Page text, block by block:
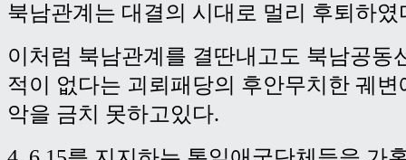
북남관계는 대결의 시대로 멀리 후퇴하였
이처럼 북남관계를 결딴내고도 북남공동
적이 없다는 괴뢰패당의 후안무치한 궤
악을 금치 못하고있다.